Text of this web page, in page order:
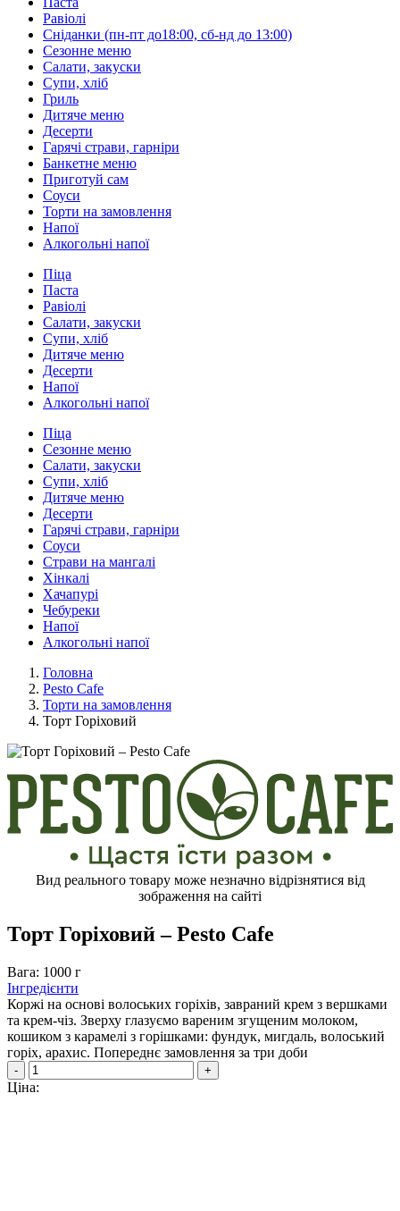
Равіолі
Сніданки (пн-пт до18:00, сб-нд до 13:00)
Сезонне меню
Салати, закуски
Супи, хліб
Гриль
Дитяче меню
Десерти
Гарячі страви, гарніри
Банкетне меню
Приготуй сам
Соуси
Торти на замовлення
Напої
Алкогольні напої
Піца
Паста
Равіолі
Салати, закуски
Супи, хліб
Дитяче меню
Десерти
Напої
Алкогольні напої
Піца
Сезонне меню
Салати, закуски
Супи, хліб
Дитяче меню
Десерти
Гарячі страви, гарніри
Соуси
Страви на мангалі
Хінкалі
Хачапурі
Чебуреки
Напої
Алкогольні напої
Головна
Pesto Cafe
Торти на замовлення
Торт Горіховий
Вид реального товару може незначно відрізнятися від
зображення на сайті
Торт Горіховий – Pesto Cafe
Вага: 1000 г
Інгредієнти
Коржі на основі волоських горіхів, завраний крем з вершками
та крем-чіз. Зверху глазуємо вареним згущеним молоком,
кошиком з карамелі з горішками: фундук, мигдаль, волоський
горіх, арахис. Попереднє замовлення за три доби
- +
Ціна: